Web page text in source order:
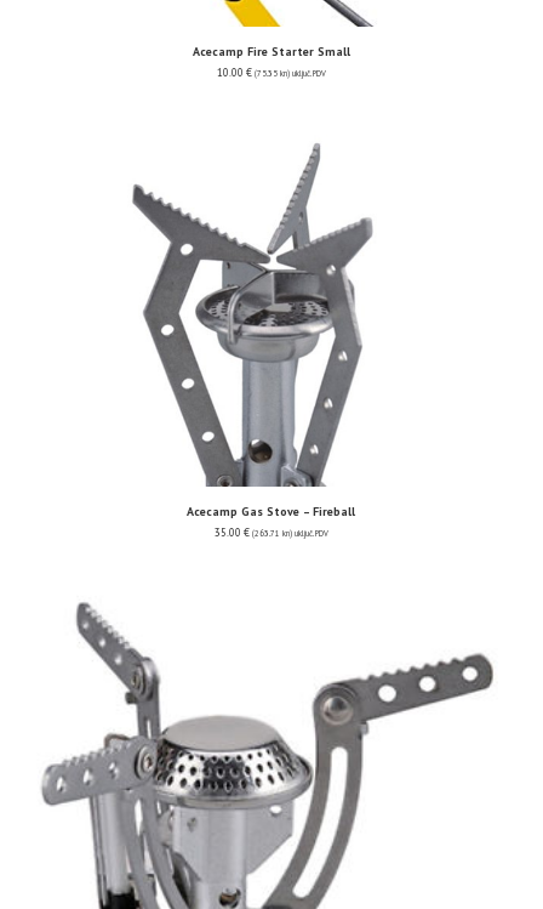
Acecamp Fire Starter Small
10.00 € (75.35 kn) uključ. PDV
Acecamp Gas Stove – Fireball
35.00 € (263.71 kn) uključ. PDV